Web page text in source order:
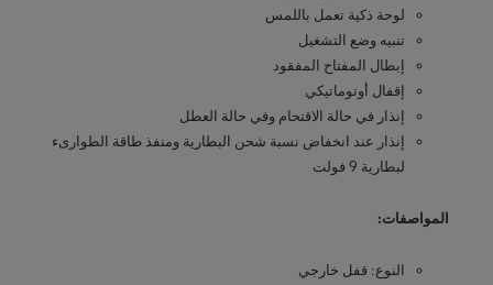
لوحة ذكية تعمل باللمس
تنبيه وضع التشغيل
إبطال المفتاح المفقود
إقفال أوتوماتيكي
إنذار في حالة الاقتحام وفي حالة العطل
إنذار عند انخفاض نسبة شحن البطارية ومنفذ طاقة الطوارىء
لبطارية 9 فولت
المواصفات:
النوع: قفل خارجي